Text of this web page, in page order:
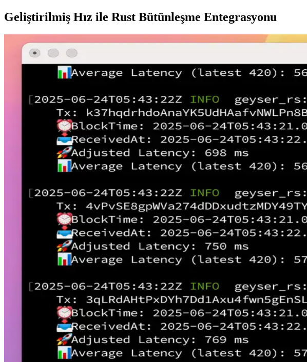
Geliştirilmiş Hız ile Rust Bütünleşme Entegrasyonu